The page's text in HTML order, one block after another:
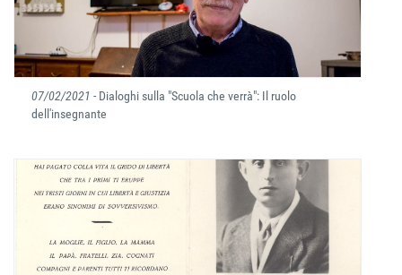
07/02/2021 - Dialoghi sulla "Scuola che verrà": Il ruolo
dell'insegnante